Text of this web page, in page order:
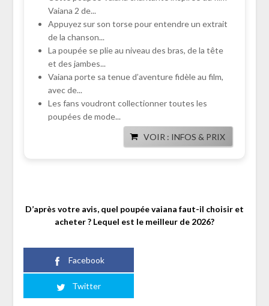
Vaiana 2 de...
Appuyez sur son torse pour entendre un extrait
de la chanson...
La poupée se plie au niveau des bras, de la tête
et des jambes...
Vaiana porte sa tenue d’aventure fidèle au film,
avec de...
Les fans voudront collectionner toutes les
poupées de mode...
VOIR : INFOS & PRIX
D’après votre avis, quel poupée vaiana faut-il choisir et
acheter ? Lequel est le meilleur de 2026?
Facebook
Twitter